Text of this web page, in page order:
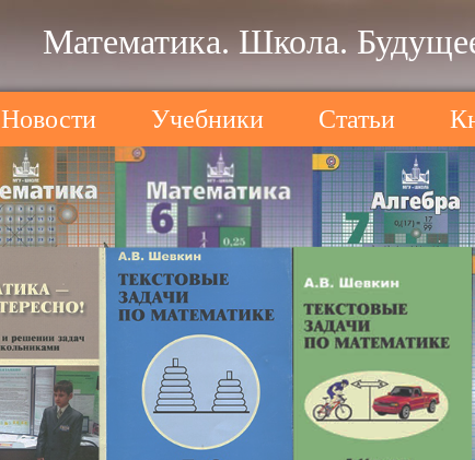
Математика. Школа.
Новости Учебники Статьи